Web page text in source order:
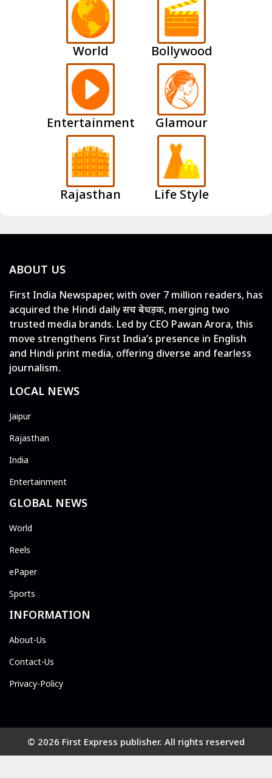
World Bollywood
Entertainment Glamour
Rajasthan Life Style
ABOUT US
First India Newspaper, with over 7 million readers, has
acquired the Hindi daily सच बेधड़क, merging two
trusted media brands. Led by CEO Pawan Arora, this
move strengthens First India’s presence in English
and Hindi print media, offering diverse and fearless
journalism.
LOCAL NEWS
Jaipur
Rajasthan
India
Entertainment
GLOBAL NEWS
World
Reels
ePaper
Sports
INFORMATION
About-Us
Contact-Us
Privacy-Policy
© 2026 First Express publisher. All rights reserved